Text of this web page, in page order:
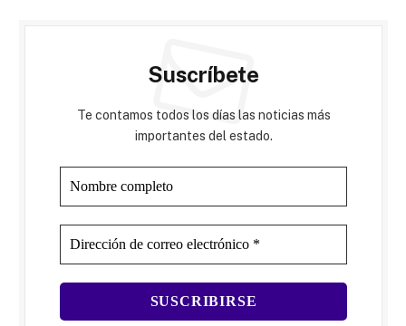
Suscríbete
Te contamos todos los días las noticias más
importantes del estado.